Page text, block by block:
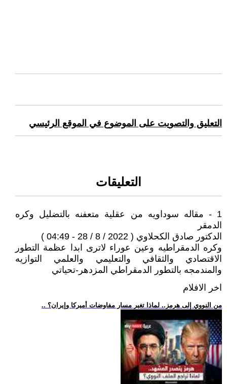
التعليق والتصويت على الموضوع في الموقع الرئيسي
التعليقات
1 - مقاله سوداويه من عقلية متعفنه بالتضليل وكره
الدمقر
الدكتور صادق الكحلاوي ( 2022 / 8 / 28 - 04:49 )
وكره الدمقراطيه وعين عوراء لاترى ابدا عظمة التطور
الاقتصادي والثقافي والتعليمي والعلمي التوازيه
والمندمجه بالتطور الدمقراطي المزدهر-تحياتي
اخر الافلام
.. من النووي إلى هرمز.. لماذا تغير مسار مفاوضات أميركا وإيران؟